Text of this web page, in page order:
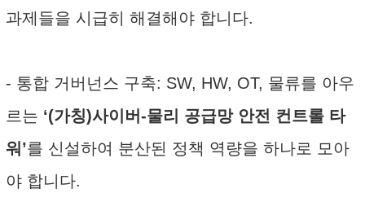
과제들을 시급히 해결해야 합니다.
- 통합 거버넌스 구축: SW, HW, OT, 물류를 아우
르는 ‘(가칭)사이버-물리 공급망 안전 컨트롤 타
워’를 신설하여 분산된 정책 역량을 하나로 모아
야 합니다.